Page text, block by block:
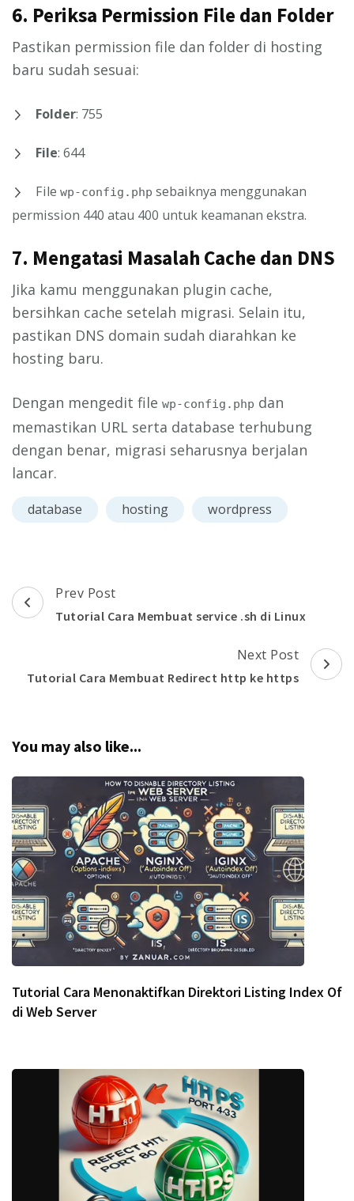
6. Periksa Permission File dan Folder
Pastikan permission file dan folder di hosting
baru sudah sesuai:
Folder: 755
File: 644
File wp-config.php sebaiknya menggunakan
permission 440 atau 400 untuk keamanan ekstra.
7. Mengatasi Masalah Cache dan DNS
Jika kamu menggunakan plugin cache,
bersihkan cache setelah migrasi. Selain itu,
pastikan DNS domain sudah diarahkan ke
hosting baru.
Dengan mengedit file wp-config.php dan
memastikan URL serta database terhubung
dengan benar, migrasi seharusnya berjalan
lancar.
database hosting wordpress
Post
Navigation
Prev Post
Tutorial Cara Membuat service .sh di Linux
Next Post
Tutorial Cara Membuat Redirect http ke https
You may also like...
Tutorial Cara Menonaktifkan Direktori Listing Index Of
di Web Server